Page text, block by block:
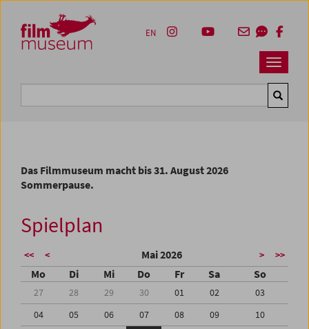
Zum Inhalt
Zum Hauptmenü
Zur Servicenavigation
Zum Suche
Navbar
EN
Das Filmmuseum macht bis 31. August 2026
Sommerpause.
Spielplan
<< < Mai 2026 > >>
Mo Di Mi Do Fr Sa So
27 28 29 30 01 02
03
04
05 06 07 08 09
10